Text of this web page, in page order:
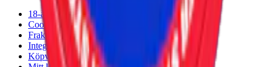
18-årsgräns
Cookiepolicy
Frakt- och leveransvillkor
Integritetspolicy
Köpvillkor